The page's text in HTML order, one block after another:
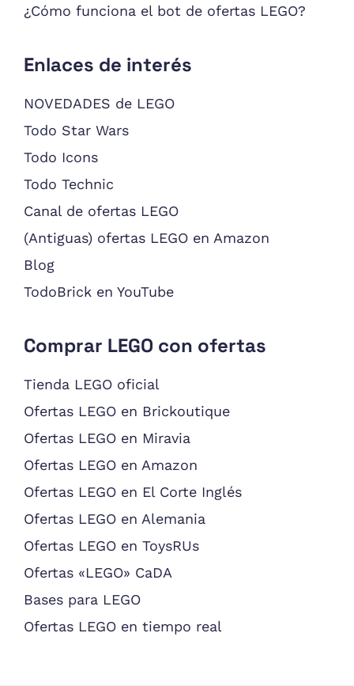
¿Cómo funciona el bot de ofertas LEGO?
Enlaces de interés
NOVEDADES de LEGO
Todo Star Wars
Todo Icons
Todo Technic
Canal de ofertas LEGO
(Antiguas) ofertas LEGO en Amazon
Blog
TodoBrick en YouTube
Comprar LEGO con ofertas
Tienda LEGO oficial
Ofertas LEGO en Brickoutique
Ofertas LEGO en Miravia
Ofertas LEGO en Amazon
Ofertas LEGO en El Corte Inglés
Ofertas LEGO en Alemania
Ofertas LEGO en ToysRUs
Ofertas «LEGO» CaDA
Bases para LEGO
Ofertas LEGO en tiempo real